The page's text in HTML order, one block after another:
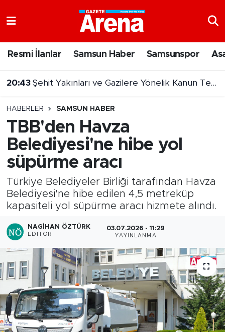
Resmi İlanlar Samsun Haber Samsunspor
20:43 Şehit Yakınları ve Gazilere Yönelik Kanun Teklifi Komisyonda
HABERLER SAMSUN HABER
TBB'den Havza
Belediyesi'ne hibe yol
süpürme aracı
Türkiye Belediyeler Birliği tarafından Havza
Belediyesi'ne hibe edilen 4,5 metreküp
kapasiteli yol süpürme aracı hizmete alındı.
NAGIHAN ÖZTÜRK
EDITÖR
03.07.2026 - 11:29
YAYINLANMA
Samsun Namaz Vakitleri
Süper Lig Puan Durumu ve Fikstür
Tüm Manşetler
Son Dakika Haberleri